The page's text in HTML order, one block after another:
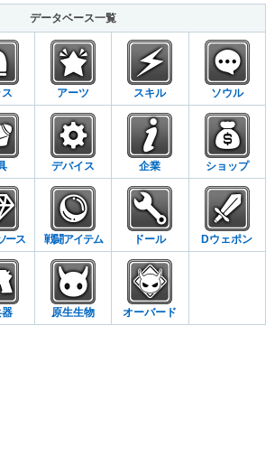
データベース一覧
アーツ スキル ソウル
デバイス 企業 ショップ
ース 戦闘アイテム ドール Dウェポン
原生生物 オーバード